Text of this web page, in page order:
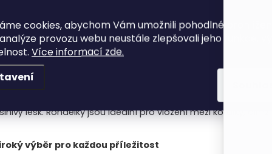
cookies, abychom Vám umožnili pohodlné prohlížení
provozu webu neustále zlepšovali jeho funkce,
Více informací zde.
Třpytivé detaily pro vaše šperky
lesk. Rondelky jsou ideální pro vložení mezi korálky,
výběr pro každou příležitost